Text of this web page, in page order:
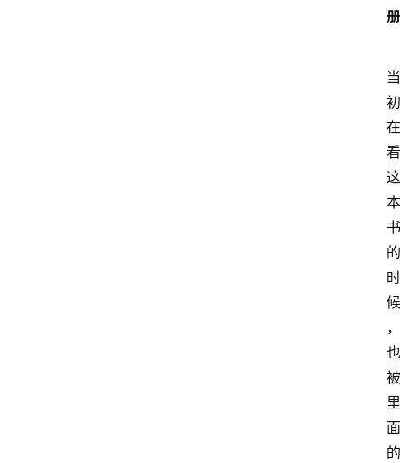
册
当
初
在
看
这
本
书
的
时
候
，
也
被
里
面
的